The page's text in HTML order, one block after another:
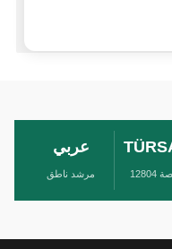
عربي
مرشد ناطق